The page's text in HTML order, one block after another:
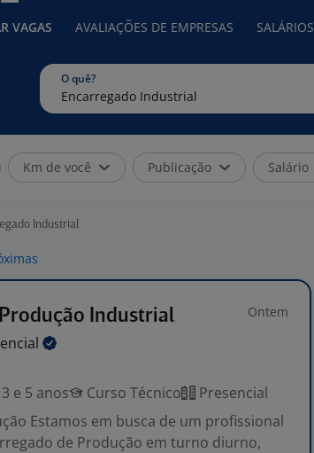
VAGAS AVALIAÇÕES DE EMPRESAS SALÁRIOS
O quê?
Km de você Publicação Salário
Industrial
Industrial Ontem
e 5 anos Curso Técnico
Presencial
Estamos em busca de um profissional
de Produção em turno diurno,